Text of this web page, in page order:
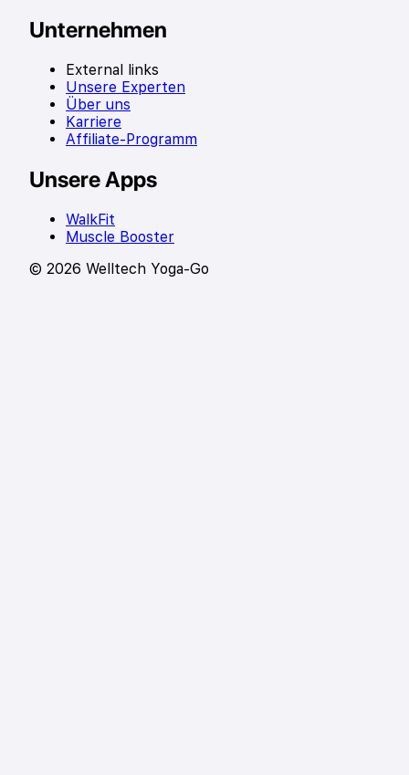
Unternehmen
External links
Unsere Experten
Über uns
Karriere
Affiliate-Programm
Unsere Apps
WalkFit
Muscle Booster
© 2026 Welltech Yoga-Go